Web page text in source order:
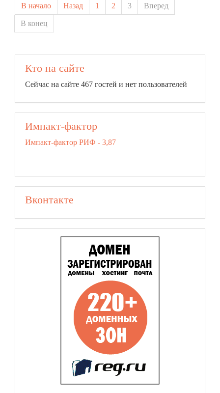
В начало Назад 1 2 3 Вперед
В конец
Кто на сайте
Сейчас на сайте 467 гостей и нет пользователей
Импакт-фактор
Импакт-фактор РИФ - 3,87
Вконтакте